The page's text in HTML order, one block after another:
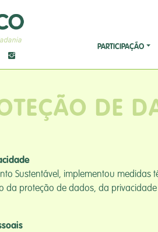
PARTICIPAÇÃO
DE
Sustentável, implementou
da proteção de dados, da